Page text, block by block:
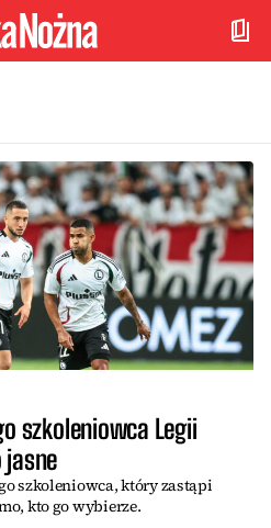
szkoleniowca Legii
szkoleniowca, który zastąpi
kto go wybierze.